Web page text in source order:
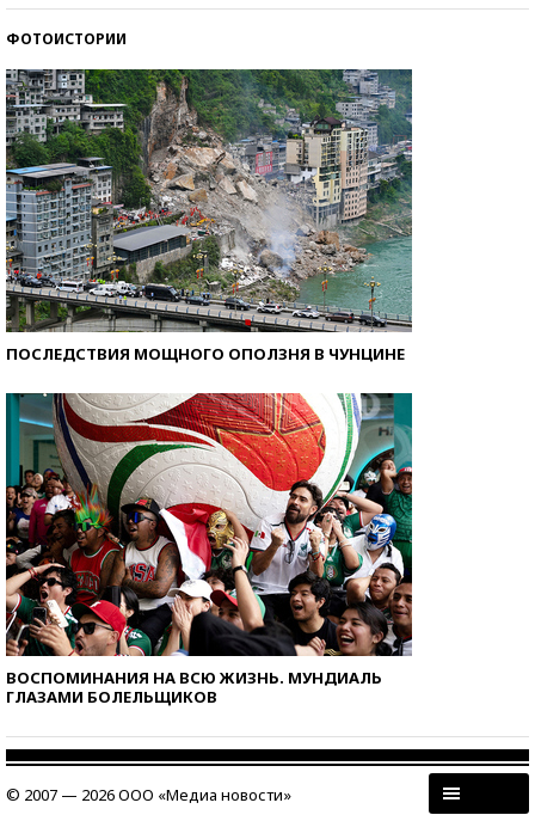
ФОТОИСТОРИИ
ПОСЛЕДСТВИЯ МОЩНОГО ОПОЛЗНЯ В ЧУНЦИНЕ
ВОСПОМИНАНИЯ НА ВСЮ ЖИЗНЬ. МУНДИАЛЬ
ГЛАЗАМИ БОЛЕЛЬЩИКОВ
© 2007 — 2026 ООО «Медиа новости»